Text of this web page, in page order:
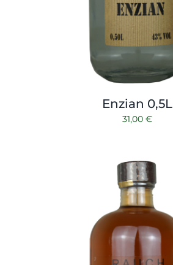
Enzian 0,5L
31,00 €